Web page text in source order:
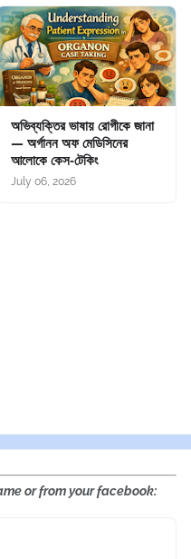
অভিব্যক্তির ভাষায় রোগীকে জানা
— অর্গানন অফ মেডিসিনের
আলোকে কেস‑টেকিং
July 06, 2026
or from your facebook: